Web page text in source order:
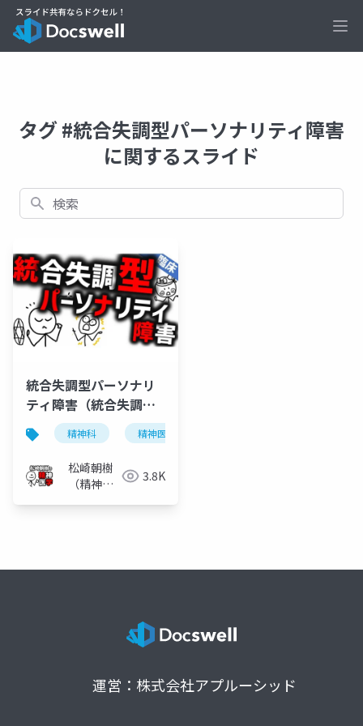
タグ #統合失調型パーソナリティ障害
に関するスライド
検索
統合失調型パーソナリ
ティ障害（統合失調型
障害）精神科 精神医学
松崎朝樹
（精神科
3.8K
運営：株式会社アプルーシッド